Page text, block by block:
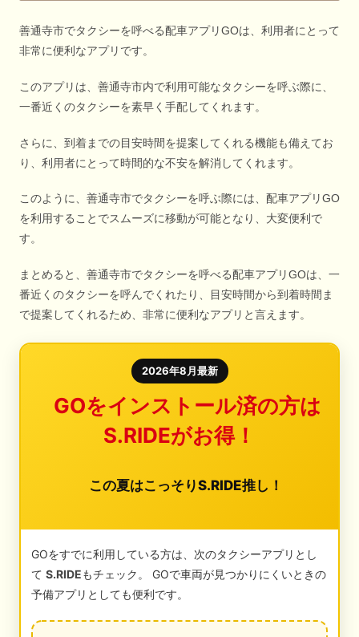
善通寺市でタクシーを呼べる配車アプリGOは、利用者にとって
非常に便利なアプリです。
このアプリは、善通寺市内で利用可能なタクシーを呼ぶ際に、
一番近くのタクシーを素早く手配してくれます。
さらに、到着までの目安時間を提案してくれる機能も備えてお
り、利用者にとって時間的な不安を解消してくれます。
このように、善通寺市でタクシーを呼ぶ際には、配車アプリGO
を利用することでスムーズに移動が可能となり、大変便利で
す。
まとめると、善通寺市でタクシーを呼べる配車アプリGOは、一
番近くのタクシーを呼んでくれたり、目安時間から到着時間ま
で提案してくれるため、非常に便利なアプリと言えます。
2026年8月最新
GOをインストール済の方は
S.RIDEがお得！
この夏はこっそりS.RIDE推し！
GOをすでに利用している方は、次のタクシーアプリとし
て S.RIDEもチェック。 GOで車両が見つかりにくいときの
予備アプリとしても便利です。